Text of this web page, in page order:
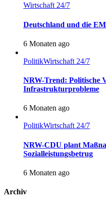
Wirtschaft 24/7
Deutschland und die
6 Monaten ago
PolitikWirtschaft 24/7
NRW-Trend: Politische
Infrastrukturprobleme
6 Monaten ago
PolitikWirtschaft 24/7
NRW-CDU plant
Sozialleistungsbetrug
6 Monaten ago
Archiv